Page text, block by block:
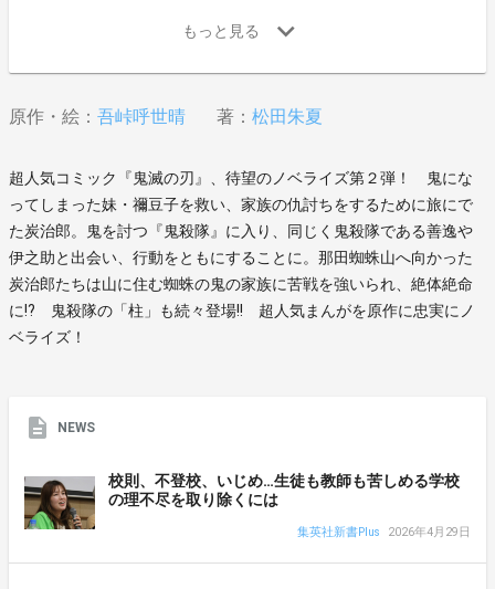
原作・絵： 吾峠呼世晴 著： 松田朱夏
超人気コミック『鬼滅の刃』、待望のノベライズ第２弾！ 鬼にな
ってしまった妹・禰豆子を救い、家族の仇討ちをするために旅にで
た炭治郎。鬼を討つ『鬼殺隊』に入り、同じく鬼殺隊である善逸や
伊之助と出会い、行動をともにすることに。那田蜘蛛山へ向かった
炭治郎たちは山に住む蜘蛛の鬼の家族に苦戦を強いられ、絶体絶命
に!? 鬼殺隊の「柱」も続々登場!! 超人気まんがを原作に忠実にノ
ベライズ！
NEWS
校則、不登校、いじめ…生徒も教師も苦しめる学校
の理不尽を取り除くには
集英社新書Plus 2026年4月29日